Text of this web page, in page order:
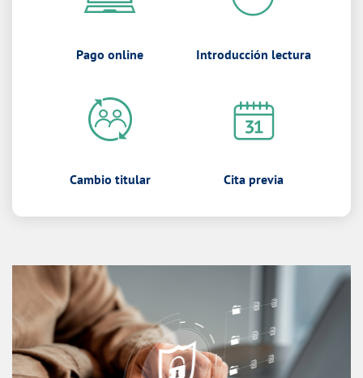
Pago online Introducción lectura
Cambio titular Cita previa